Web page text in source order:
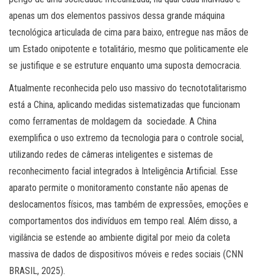
apenas um dos elementos passivos dessa grande máquina
tecnológica articulada de cima para baixo, entregue nas mãos de
um Estado onipotente e totalitário, mesmo que politicamente ele
se justifique e se estruture enquanto uma suposta democracia.
Atualmente reconhecida pelo uso massivo do tecnototalitarismo
está a China, aplicando medidas sistematizadas que funcionam
como ferramentas de moldagem da sociedade. A China
exemplifica o uso extremo da tecnologia para o controle social,
utilizando redes de câmeras inteligentes e sistemas de
reconhecimento facial integrados à Inteligência Artificial. Esse
aparato permite o monitoramento constante não apenas de
deslocamentos físicos, mas também de expressões, emoções e
comportamentos dos indivíduos em tempo real. Além disso, a
vigilância se estende ao ambiente digital por meio da coleta
massiva de dados de dispositivos móveis e redes sociais (CNN
BRASIL, 2025).